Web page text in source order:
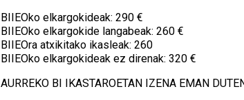
BIIEOko elkargokideak: 290 €
BIIEOko elkargokide langabeak: 260 €
BIIEOra atxikitako ikasleak: 260
BIIEOko elkargokideak ez direnak: 320 €
AURREKO BI IKASTAROETAN IZENA EMAN